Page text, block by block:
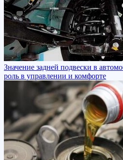
Значение задней подвески в
роль в управлении и комфорте